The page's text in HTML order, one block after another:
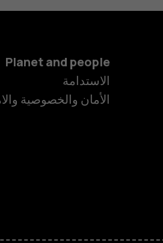
الهواتف
Planet and people
الاستدامة
الأمان والخصوصية